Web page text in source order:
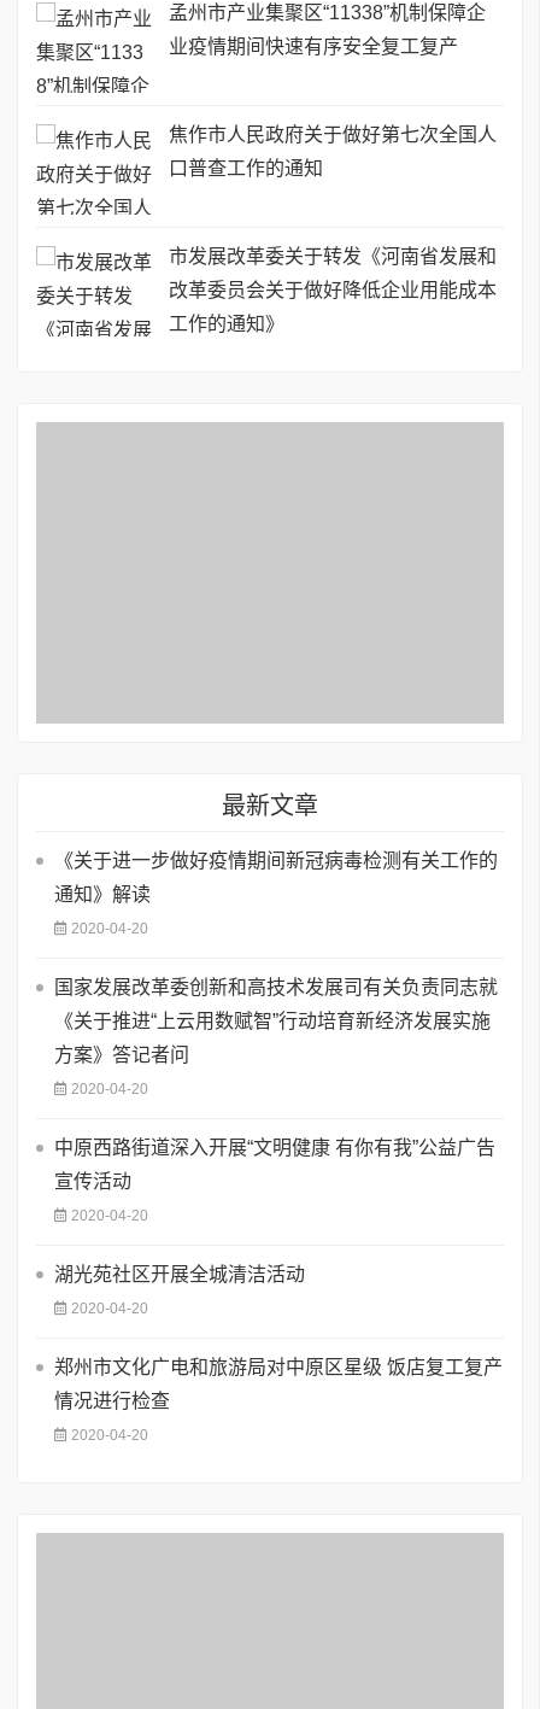
孟州市产业集聚区“11338”机制保障企
业疫情期间快速有序安全复工复产
焦作市人民政府关于做好第七次全国人
口普查工作的通知
市发展改革委关于转发《河南省发展和
改革委员会关于做好降低企业用能成本
工作的通知》
最新文章
《关于进一步做好疫情期间新冠病毒检测有关工作的
通知》解读
2020-04-20
国家发展改革委创新和高技术发展司有关负责同志就
《关于推进“上云用数赋智”行动培育新经济发展实施
方案》答记者问
2020-04-20
中原西路街道深入开展“文明健康 有你有我”公益广告
宣传活动
2020-04-20
湖光苑社区开展全城清洁活动
2020-04-20
郑州市文化广电和旅游局对中原区星级 饭店复工复产
情况进行检查
2020-04-20